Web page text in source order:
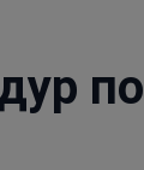
по